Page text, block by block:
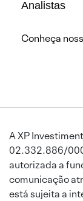
Analistas
Conheça
A XP
02.332.886/
autorizada a
comunicação
está sujeita a